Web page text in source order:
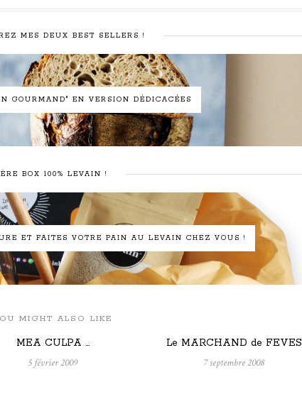
MES DEUX BEST SELLERS !
GOURMAND" EN VERSION DÉDICACÉES
BOX 100% LEVAIN !
ET FAITES VOTRE PAIN AU LEVAIN CHEZ VOUS !
MIGHT ALSO LIKE
MEA CULPA …
5 février 2009
Le MARCHAND de FEVES
7 septembre 2008